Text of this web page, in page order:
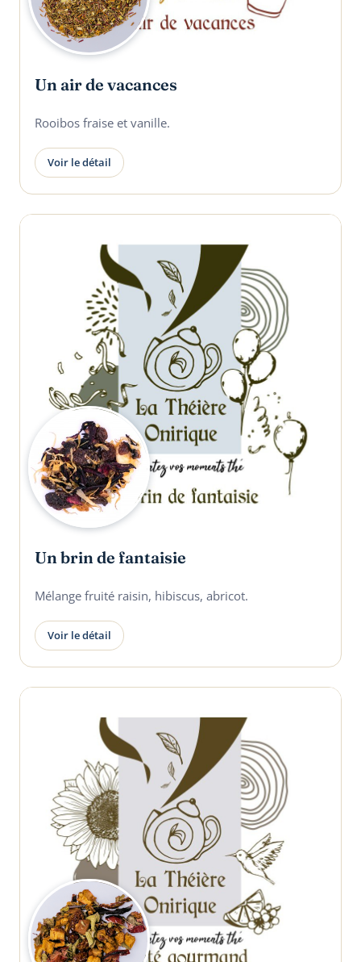
Un air de vacances
Rooibos fraise et vanille.
Voir le détail
Un brin de fantaisie
Mélange fruité raisin, hibiscus, abricot.
Voir le détail